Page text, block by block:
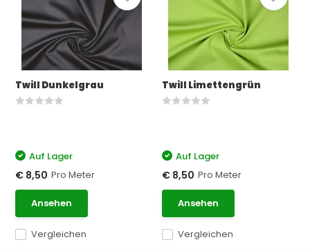
Twill Dunkelgrau
Vergleichen
Auf Lager
€ 8,50 Pro Meter
Ansehen
Twill Limettengrün
Vergleichen
Auf Lager
€ 8,50 Pro Meter
Ansehen